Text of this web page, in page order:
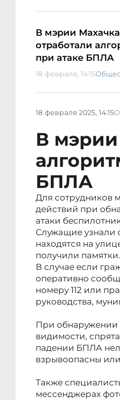
В мэрии
отработали
при атаке БПЛА
18 февраля, 14:15
18 февраля 2025, 14:15
В
БПЛА
Для сотрудников
действий при
атаки
Служащие узнали
находятся на
получили памятки.
В случае если
оперативно
номеру 112 или
руководства,
При обнаружении
видимости,
падении БПЛА
взрывоопасны
Также
мессенджерах